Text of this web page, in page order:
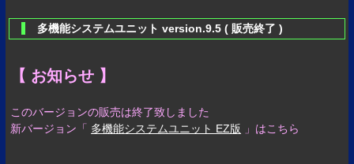
多機能システムユニット version.9.5 ( 販売終了 )
【 お知らせ 】
このバージョンの販売は終了致しました
新バージョン「 多機能システムユニット EZ版 」はこちら